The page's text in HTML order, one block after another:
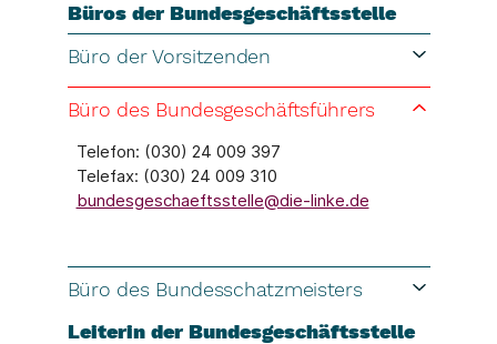
Büros der Bundesgeschäftsstelle
Büro der Vorsitzenden
Büro des Bundesgeschäftsführers
Telefon: (030) 24 009 397
Telefax: (030) 24 009 310
bundesgeschaeftsstelle@die-linke.de
Büro des Bundesschatzmeisters
Leiterin der Bundesgeschäftsstelle